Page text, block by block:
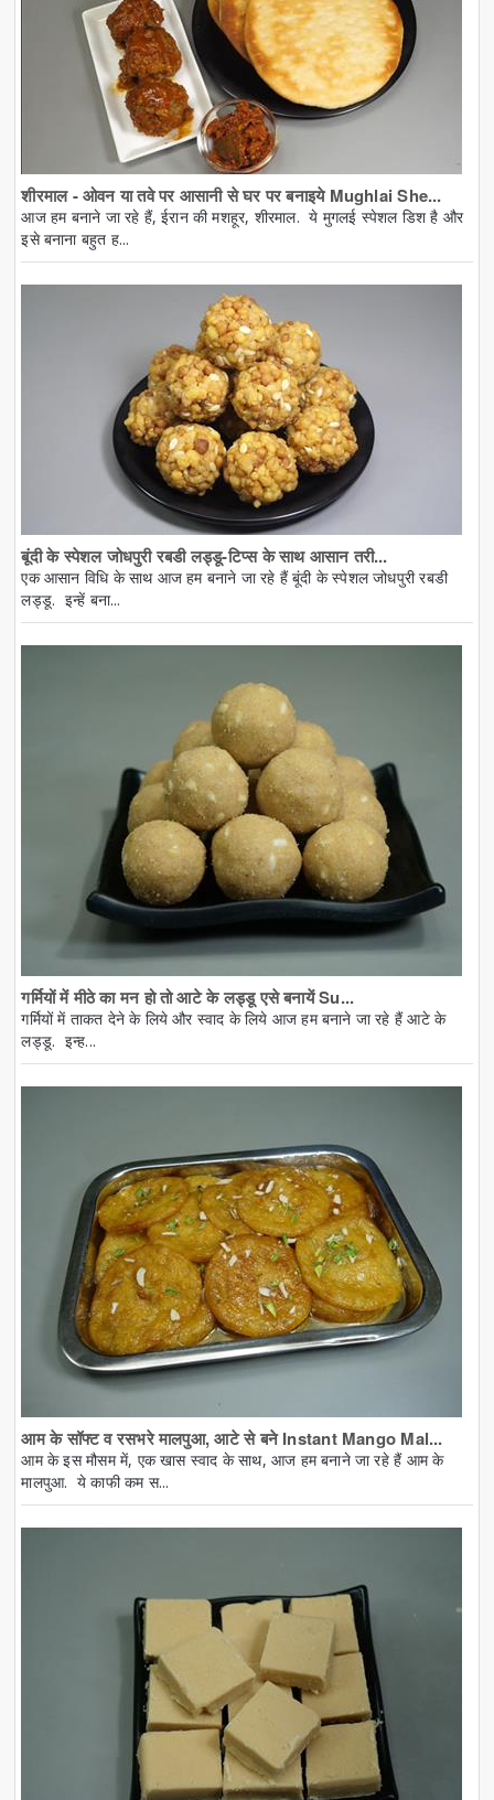
शीरमाल - ओवन या तवे पर आसानी से घर पर बनाइये Mughlai She...
आज हम बनाने जा रहे हैं, ईरान की मशहूर, शीरमाल. ये मुगलई स्पेशल डिश है और
इसे बनाना बहुत ह...
बूंदी के स्पेशल जोधपुरी रबडी लड्डू-टिप्स के साथ आसान तरी...
एक आसान विधि के साथ आज हम बनाने जा रहे हैं बूंदी के स्पेशल जोधपुरी रबडी
लड्डू. इन्हें बना...
गर्मियों में मीठे का मन हो तो आटे के लड्डू एसे बनायें Su...
गर्मियों में ताकत देने के लिये और स्वाद के लिये आज हम बनाने जा रहे हैं आटे के
लड्डू. इन्ह...
आम के सॉफ्ट व रसभरे मालपुआ, आटे से बने Instant Mango Mal...
आम के इस मौसम में, एक खास स्वाद के साथ, आज हम बनाने जा रहे हैं आम के
मालपुआ. ये काफी कम स...